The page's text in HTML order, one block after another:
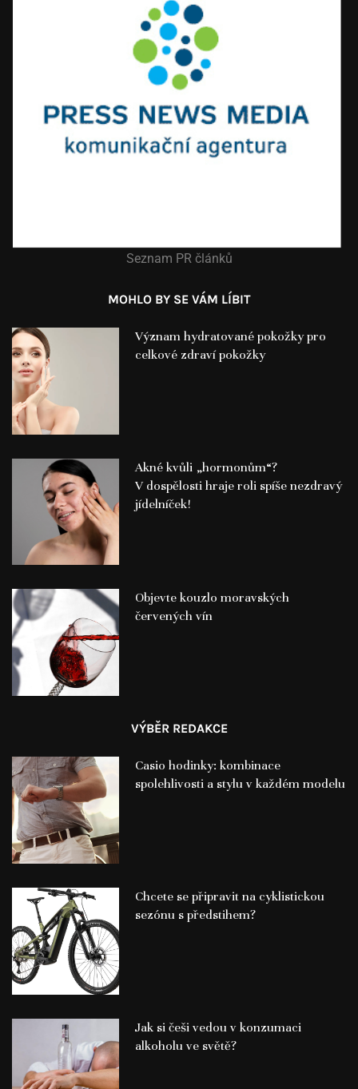
Seznam PR článků
MOHLO BY SE VÁM LÍBIT
Význam hydratované pokožky pro
celkové zdraví pokožky
Akné kvůli „hormonům“?
V dospělosti hraje roli spíše nezdravý
jídelníček!
Objevte kouzlo moravských
červených vín
VÝBĚR REDAKCE
Casio hodinky: kombinace
spolehlivosti a stylu v každém modelu
Chcete se připravit na cyklistickou
sezónu s předstihem?
Jak si češi vedou v konzumaci
alkoholu ve světě?